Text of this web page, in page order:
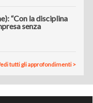
“Con la disciplina
senza
tutti gli approfondimenti >